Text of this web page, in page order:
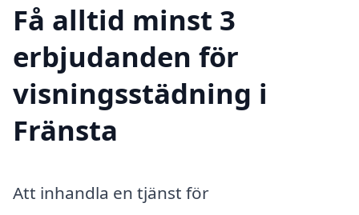
Få alltid minst 3
erbjudanden för
visningsstädning i
Fränsta
Att inhandla en tjänst för